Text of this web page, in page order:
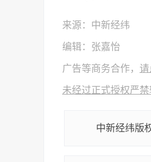
来源：中新经纬
编辑：张嘉怡
广告等商务合作， 请
未经过正式授权严
中新经纬版